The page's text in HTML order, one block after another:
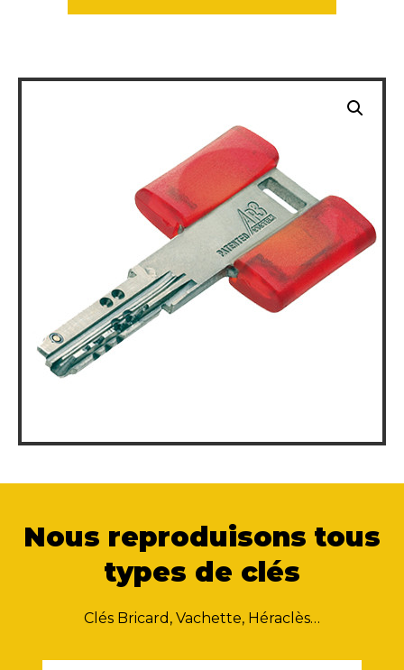
Nous reproduisons tous
types de clés
Clés Bricard, Vachette, Héraclès…